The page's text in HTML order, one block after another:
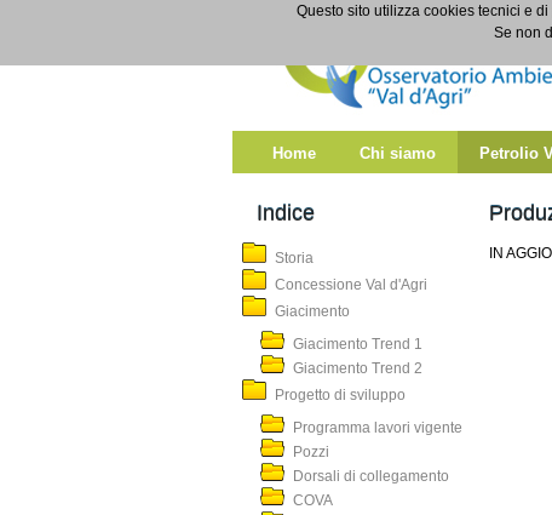
Produzione e Royalties
Home Chi siamo Petrolio
Indice
Storia
Concessione Val d'Agri
Giacimento
Giacimento Trend 1
Giacimento Trend 2
Progetto di sviluppo
Programma lavori vigente
Pozzi
Dorsali di collegamento
COVA
IN
Questo sito utilizza cookies tecnici e
Se non